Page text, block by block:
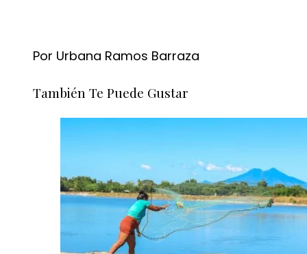
Por Urbana Ramos Barraza
También Te Puede Gustar